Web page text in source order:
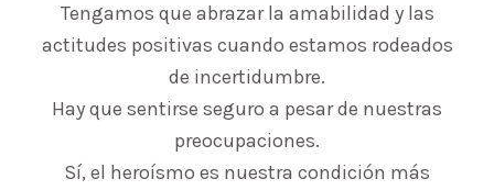
Tengamos que abrazar la amabilidad y las
actitudes positivas cuando estamos rodeados
de incertidumbre.
Hay que sentirse seguro a pesar de nuestras
preocupaciones.
Sí, el heroísmo es nuestra condición más